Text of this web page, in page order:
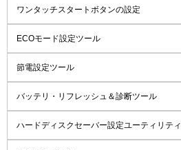
ワンタッチスタートボタンの設定
ECOモード設定ツール
節電設定ツール
バッテリ・リフレッシュ＆診断ツール
ハードディスクセーバー設定ユーティリティ